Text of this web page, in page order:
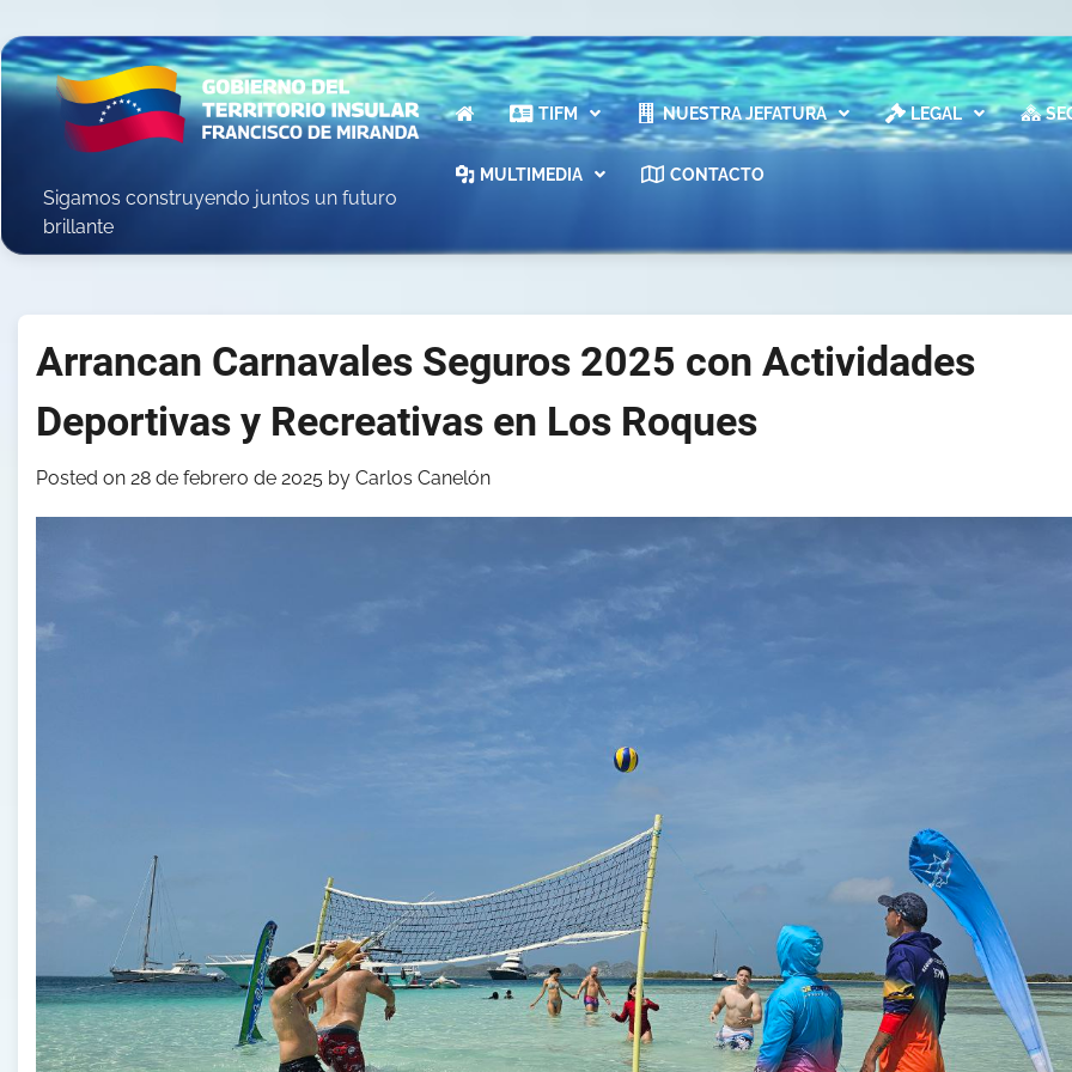
to
content
Sigamos construyendo juntos un futuro
brillante
INICIO TIFM NUESTRA JEFATURA LEGAL
MULTIMEDIA CONTACTO
Arrancan Carnavales Seguros 2025 con Actividades
Deportivas y Recreativas en Los Roques
Posted on 28 de febrero de 2025 by Carlos Canelón